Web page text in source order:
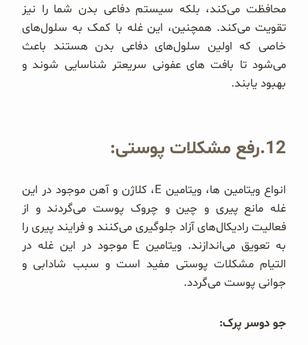
محافظت می‌کند، بلکه سیستم دفاعی بدن شما را نیز
تقویت می‌کند. همچنین، این غله با کمک به سلول‌های
خاصی که اولین سلول‌های دفاعی بدن هستند باعث
می‌شود تا بافت های عفونی سریعتر شناسایی شوند و
بهبود یابند.
12.رفع مشکلات پوستی:
انواع ویتامین ها، ویتامین E، کلاژن و آهن موجود در این
غله مانع پیری و چین و چروک پوست می‌گردند و از
فعالیت رادیکال‌های آزاد جلوگیری می‌کنند و فرایند پیری را
به تعویق می‌اندازند. ویتامین E موجود در این غله در
التیام مشکلات پوستی مفید است و سبب شادابی و
جوانی پوست می‌گردد.
جو دوسر پرک: